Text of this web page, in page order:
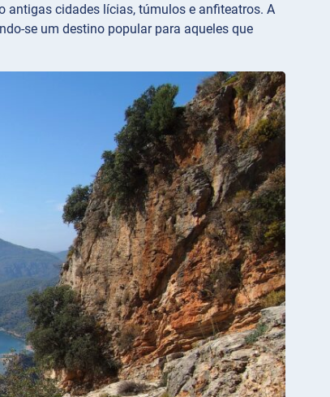
antigas cidades lícias, túmulos e anfiteatros. A
se um destino popular para aqueles que